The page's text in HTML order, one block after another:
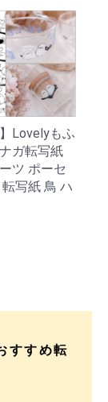
Lovelyもふ
ガ転写紙
ツ ポーセ
写紙 鳥 ハ
すすめ転